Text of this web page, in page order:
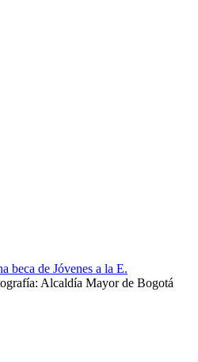
Alcaldía Mayor de Bogotá